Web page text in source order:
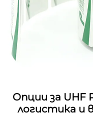
Опции за UHF
логистика и